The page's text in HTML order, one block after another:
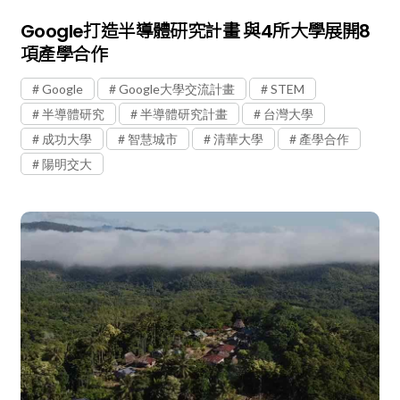
Google打造半導體研究計畫 與4所大學展開8
項產學合作
Google Google大學交流計畫
STEM
半導體研究
半導體研究計畫
台灣大學
成功大學
智慧城市 清華大學
產學合作
陽明交大